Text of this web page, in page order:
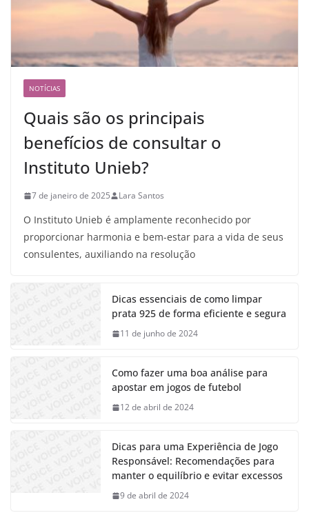
NOTÍCIAS
Quais são os principais
benefícios de consultar o
Instituto Unieb?
7 de janeiro de 2025 Lara Santos
O Instituto Unieb é amplamente reconhecido por
proporcionar harmonia e bem-estar para a vida de seus
consulentes, auxiliando na resolução
Dicas essenciais de como limpar
prata 925 de forma eficiente e segura
11 de junho de 2024
Como fazer uma boa análise para
apostar em jogos de futebol
12 de abril de 2024
Dicas para uma Experiência de Jogo
Responsável: Recomendações para
manter o equilíbrio e evitar excessos
9 de abril de 2024